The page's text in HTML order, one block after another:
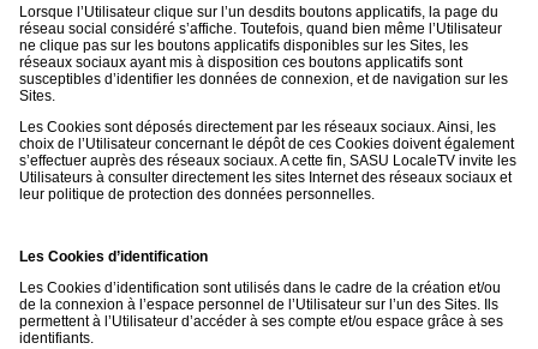
Lorsque l’Utilisateur clique sur l’un desdits boutons applicatifs, la page du
réseau social considéré s’affiche. Toutefois, quand bien même l’Utilisateur
ne clique pas sur les boutons applicatifs disponibles sur les Sites, les
réseaux sociaux ayant mis à disposition ces boutons applicatifs sont
susceptibles d’identifier les données de connexion, et de navigation sur les
Sites.
Les Cookies sont déposés directement par les réseaux sociaux. Ainsi, les
choix de l’Utilisateur concernant le dépôt de ces Cookies doivent également
s’effectuer auprès des réseaux sociaux. A cette fin, SASU LocaleTV invite les
Utilisateurs à consulter directement les sites Internet des réseaux sociaux et
leur politique de protection des données personnelles.
Les Cookies d’identification
Les Cookies d’identification sont utilisés dans le cadre de la création et/ou
de la connexion à l’espace personnel de l’Utilisateur sur l’un des Sites. Ils
permettent à l’Utilisateur d’accéder à ses compte et/ou espace grâce à ses
identifiants.